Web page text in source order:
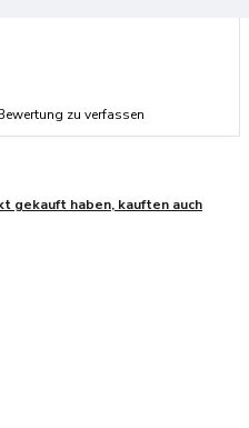
zu verfassen
gekauft haben, kauften auch